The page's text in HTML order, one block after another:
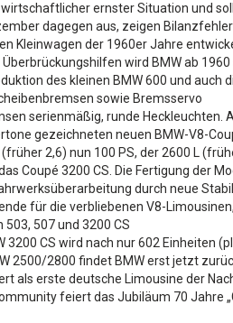
ernster Situation und
dagegen aus, zeigen
Kleinwagen der 1960er Jahre
wird BMW ab
des kleinen BMW 600 und auch
sowie Bremsservo
serienmäßig, runde
gezeichneten neuen BMW-V8-
2,6) nun 100 PS, der 2600 L
Coupé 3200 CS. Die Fertigung der
durch neue
für die verbliebenen V8-
507 und 3200 CS
3200 CS wird nach nur 602 Einheiten
2500/2800 findet BMW erst jetzt
als erste deutsche Limousine der
feiert das Jubiläum 70 Jahre